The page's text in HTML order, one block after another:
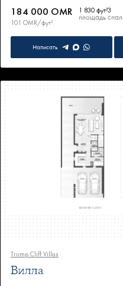
184 000 OMR
101 OMR/фут²
1 830 фут²
площадь
3
Написать
Trump Cliff Villas
Вилла